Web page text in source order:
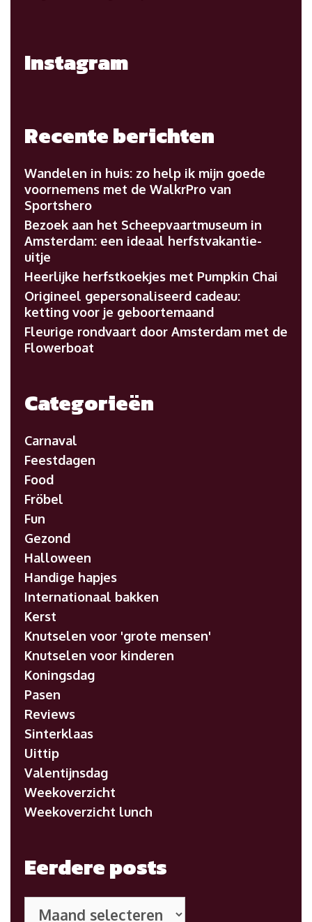
Instagram
Recente berichten
Wandelen in huis: zo help ik mijn goede
voornemens met de WalkrPro van
Sportshero
Bezoek aan het Scheepvaartmuseum in
Amsterdam: een ideaal herfstvakantie-
uitje
Heerlijke herfstkoekjes met Pumpkin Chai
Origineel gepersonaliseerd cadeau:
ketting voor je geboortemaand
Fleurige rondvaart door Amsterdam met de
Flowerboat
Categorieën
Carnaval
Feestdagen
Food
Fröbel
Fun
Gezond
Halloween
Handige hapjes
Internationaal bakken
Kerst
Knutselen voor 'grote mensen'
Knutselen voor kinderen
Koningsdag
Pasen
Reviews
Sinterklaas
Uittip
Valentijnsdag
Weekoverzicht
Weekoverzicht lunch
Eerdere posts